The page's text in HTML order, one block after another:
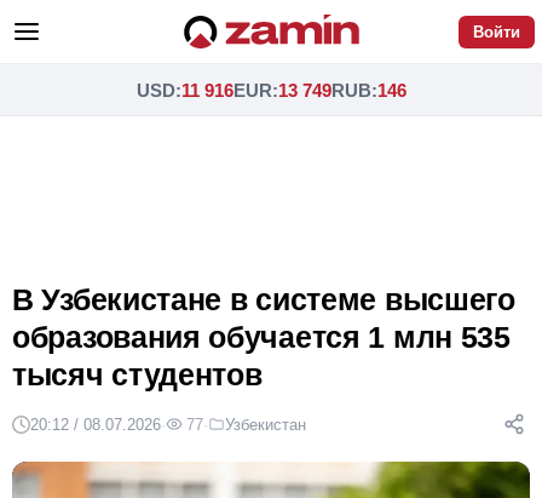
Войти
USD:11 916EUR:13 749RUB:146
В Узбекистане в системе высшего
образования обучается 1 млн 535
тысяч студентов
20:12 / 08.07.2026· 77· Узбекистан